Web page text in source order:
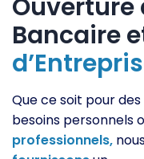
Ouverture
Bancaire
Que ce soit pour des
besoins personnels
professionnels,